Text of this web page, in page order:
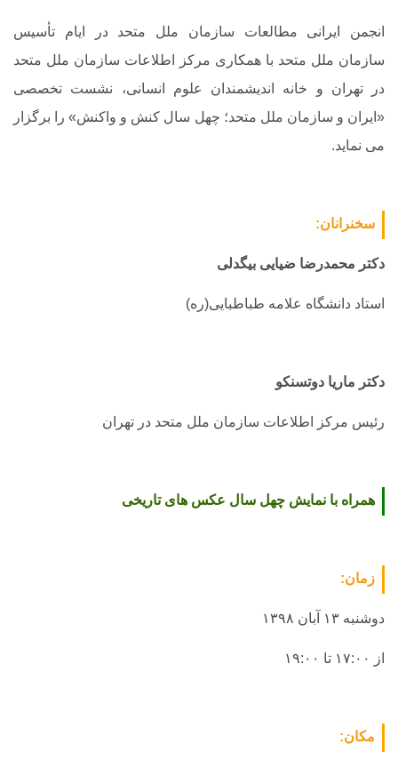
انجمن ایرانی مطالعات سازمان ملل متحد در ایام تأسیس
سازمان ملل متحد با همکاری مرکز اطلاعات سازمان ملل متحد
در تهران و خانه اندیشمندان علوم انسانی، نشست تخصصی
«ایران و سازمان ملل متحد؛ چهل سال کنش و واکنش» را برگزار
می نماید.
سخنرانان:
دکتر محمدرضا ضیایی بیگدلی
استاد دانشگاه علامه طباطبایی(ره)
دکتر ماریا دوتسنکو
رئیس مرکز اطلاعات سازمان ملل متحد در تهران
همراه با نمایش چهل سال عکس های تاریخی
زمان:
دوشنبه ۱۳ آبان ۱۳۹۸
از ۱۷:۰۰ تا ۱۹:۰۰
مکان: